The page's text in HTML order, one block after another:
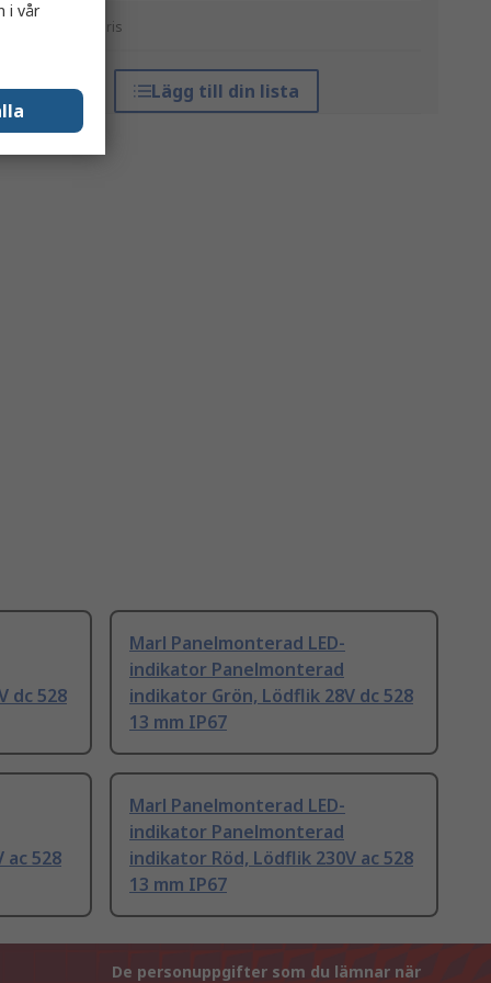
*vägledande pris
Lägg till din lista
dc 528
Marl Panelmonterad LED-
indikator Panelmonterad
indikator Grön, Lödflik 28V dc 528
13 mm IP67
ac 528
Marl Panelmonterad LED-
indikator Panelmonterad
indikator Röd, Lödflik 230V ac 528
13 mm IP67
De personuppgifter som du lämnar när
i vår